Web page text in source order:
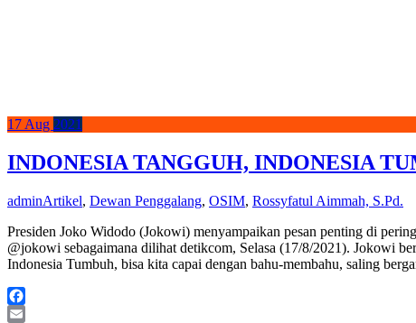
17Aug 2021
INDONESIA TANGGUH, INDONESIA
adminArtikel, Dewan Penggalang, OSIM, Rossyfatul Aimmah, S.Pd.
Presiden Joko Widodo (Jokowi) menyampaikan pesan penting di
@jokowi sebagaimana dilihat detikcom, Selasa (17/8/2021). Jokowi
Indonesia Tumbuh, bisa kita capai dengan bahu-membahu, saling
Facebook